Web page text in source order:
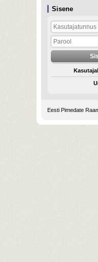
Sisene
Eesti Pimedate